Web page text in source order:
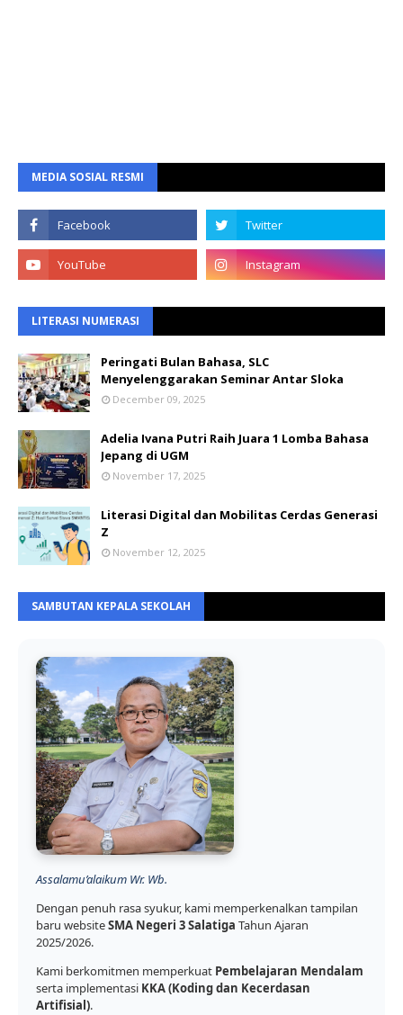
MEDIA SOSIAL RESMI
LITERASI NUMERASI
Peringati Bulan Bahasa, SLC
Menyelenggarakan Seminar Antar Sloka
December 09, 2025
Adelia Ivana Putri Raih Juara 1 Lomba Bahasa
Jepang di UGM
November 17, 2025
Literasi Digital dan Mobilitas Cerdas Generasi
Z
November 12, 2025
SAMBUTAN KEPALA SEKOLAH
Assalamu’alaikum Wr. Wb.
Dengan penuh rasa syukur, kami memperkenalkan tampilan
baru websiteSMA Negeri 3 Salatiga Tahun Ajaran
2025/2026.
Kami berkomitmen memperkuat Pembelajaran Mendalam
serta implementasi KKA (Koding dan Kecerdasan
Artifisial).